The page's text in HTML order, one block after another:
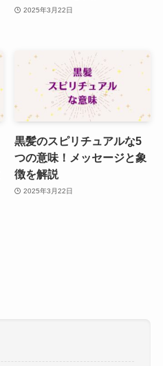
2025年3月22日
黒髪のスピリチュアルな5
つの意味！メッセージと象
徴を解説
2025年3月22日